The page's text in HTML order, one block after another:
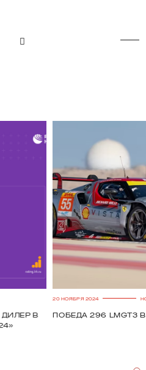
20 НОЯБРЯ 2024 НОВОСТИ
Победа 296 LMGT3 в Бахрейне